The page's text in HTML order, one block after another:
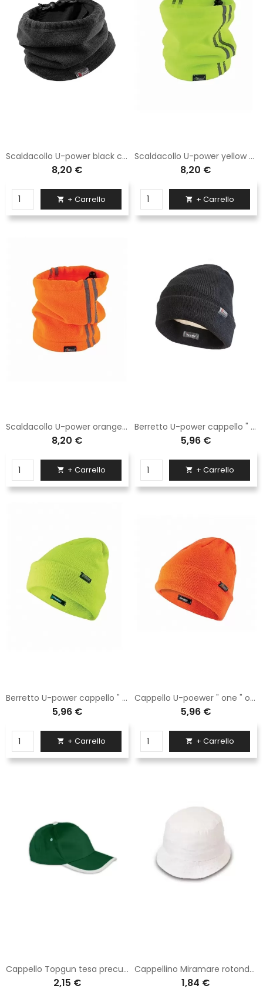
Scaldacollo U-power black carbon AC060BC
8,20 €
 + Carrello
Scaldacollo U-power yellow fluo AC172YF
8,20 €
 + Carrello
Scaldacollo U-power orange fluo AC172OF
8,20 €
 + Carrello
Berretto U-power cappello " one " black carbon AC127BC
5,96 €
 + Carrello
Berretto U-power cappello " one " yellow fluo AC127YF
5,96 €
 + Carrello
Cappello U-poewer " one " orange fluo AC127OF
5,96 €
 + Carrello
Cappello Topgun tesa precurva Logica verde
2,15 €
Cappellino Miramare rotondo Logica bianco
1,84 €